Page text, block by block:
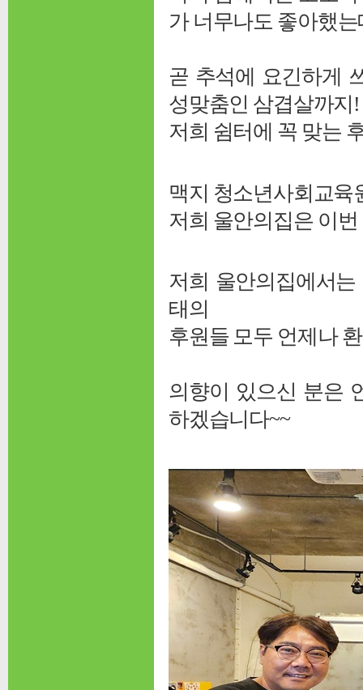
가 너무나도 좋아했
곧 추석에 요긴하게
성맞춤인 삼겹살까지!
저희 쉼터에 꼭 맞는
맥지 청소년사회교육
저희 울안의집은 이
저희 울안의집에서
태의
후원들 모두 언제나
의향이 있으신 분은
하겠습니다~~